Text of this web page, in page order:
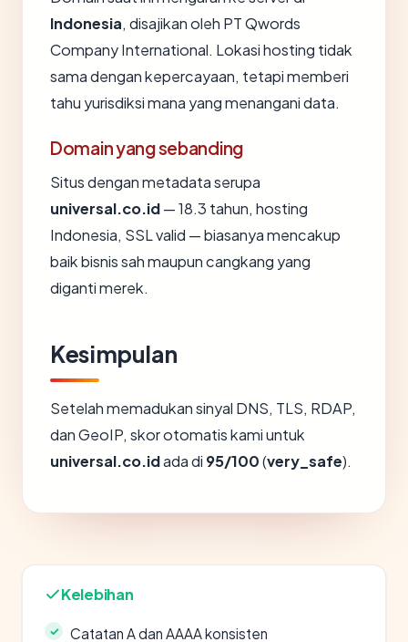
Indonesia, disajikan oleh PT Qwords
Company International. Lokasi hosting tidak
sama dengan kepercayaan, tetapi memberi
tahu yurisdiksi mana yang menangani data.
Domain yang sebanding
Situs dengan metadata serupa
universal.co.id— 18.3 tahun, hosting
Indonesia, SSL valid — biasanya mencakup
baik bisnis sah maupun cangkang yang
diganti merek.
Kesimpulan
Setelah memadukan sinyal DNS, TLS, RDAP,
dan GeoIP, skor otomatis kami untuk
universal.co.idada di 95/100(very_safe).
Kelebihan
Catatan A dan AAAA konsisten